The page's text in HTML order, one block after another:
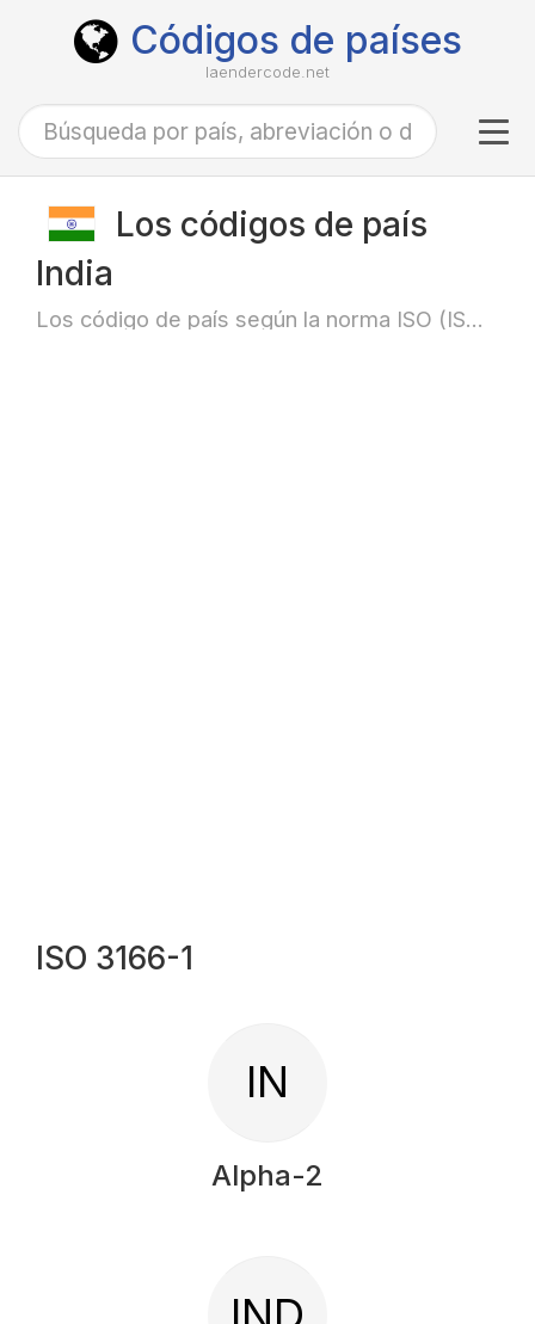
Códigos de países
laendercode.net
Los códigos de país
India
Los código de país según la norma ISO (ISO-3166)
ISO 3166-1
IN
Alpha-2